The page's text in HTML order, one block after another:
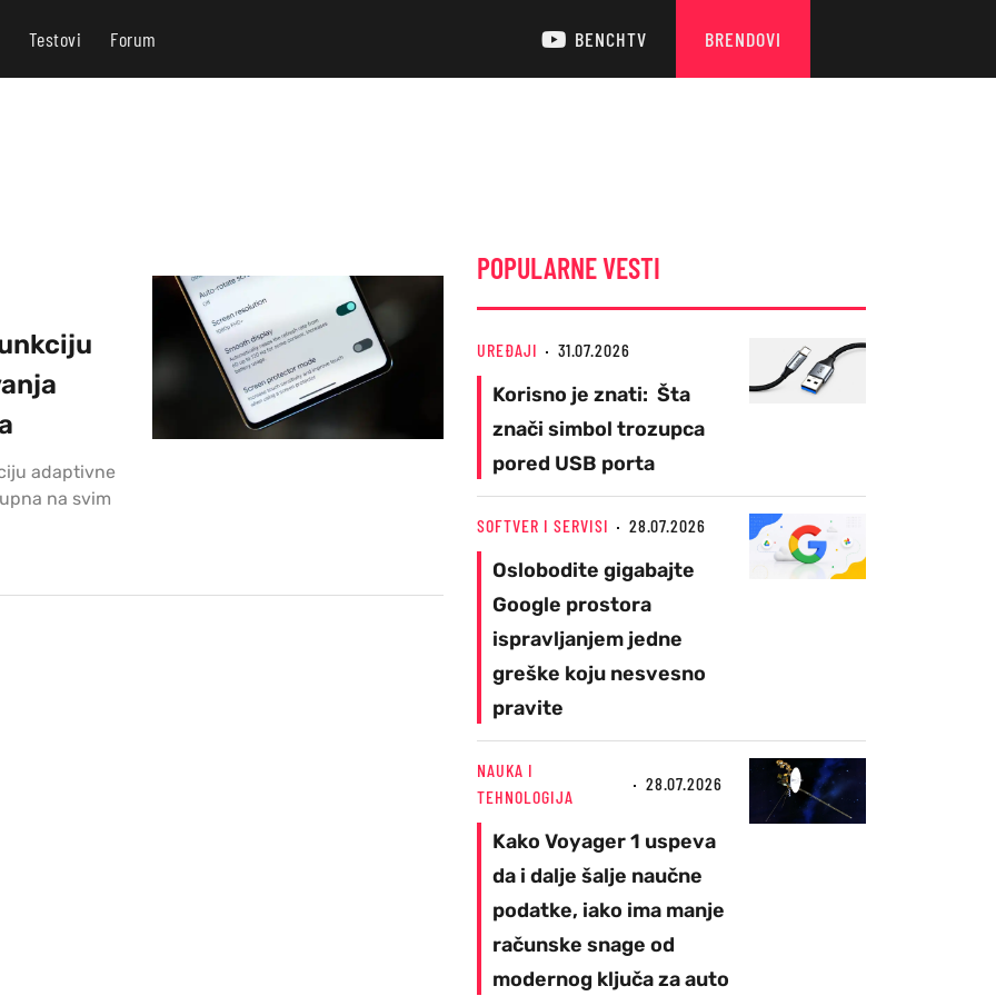
Testovi Forum BENCHTV BRENDOVI
adaptivne
na svim
POPULARNE VESTI
UREĐAJI 31.07.2026
Korisno je znati: Šta
znači simbol trozupca
pored USB porta
SOFTVER I SERVISI 28.07.2026
Oslobodite gigabajte
Google prostora
ispravljanjem jedne
greške koju nesvesno
pravite
NAUKA I
TEHNOLOGIJA
28.07.2026
Kako Voyager 1 uspeva
da i dalje šalje naučne
podatke, iako ima manje
računske snage od
modernog ključa za auto